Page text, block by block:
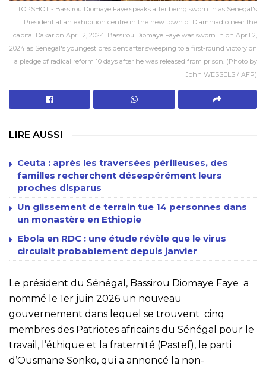
TOPSHOT - Bassirou Diomaye Faye speaks after being sworn in as Senegal's
President at an exhibition centre in the new town of Diamniadio near the
capital Dakar on April 2, 2024. Bassirou Diomaye Faye was sworn in on April 2,
2024 as Senegal's youngest president after sweeping to a first-round victory on
a pledge of radical reform 10 days after he was released from prison. (Photo by
John WESSELS / AFP)
LIRE AUSSI
Ceuta : après les traversées périlleuses, des
familles recherchent désespérément leurs
proches disparus
Un glissement de terrain tue 14 personnes dans
un monastère en Ethiopie
Ebola en RDC : une étude révèle que le virus
circulait probablement depuis janvier
Le président du Sénégal, Bassirou Diomaye Faye a
nommé le 1er juin 2026 un nouveau
gouvernement dans lequel se trouvent cinq
membres des Patriotes africains du Sénégal pour le
travail, l’éthique et la fraternité (Pastef), le parti
d’Ousmane Sonko, qui a annoncé la non-